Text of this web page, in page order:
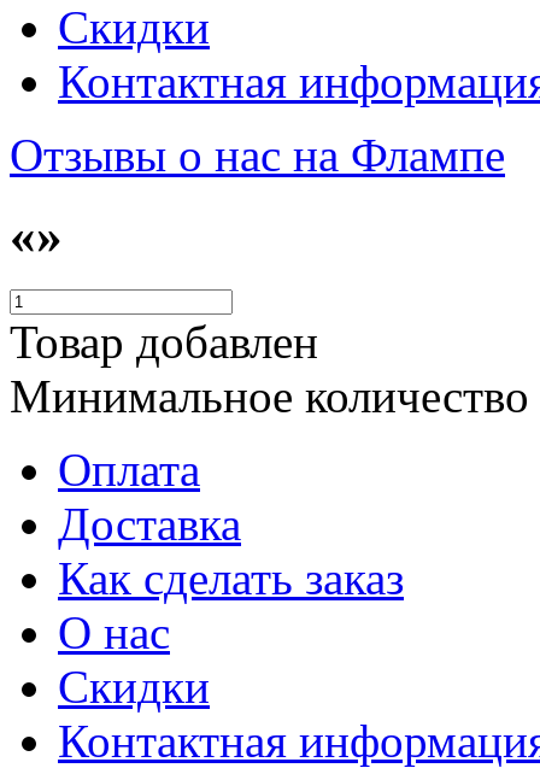
Скидки
Контактная
Отзывы о нас на Флампе
«»
Товар добавлен
Минимальное
Оплата
Доставка
Как сделать заказ
О нас
Скидки
Контактная